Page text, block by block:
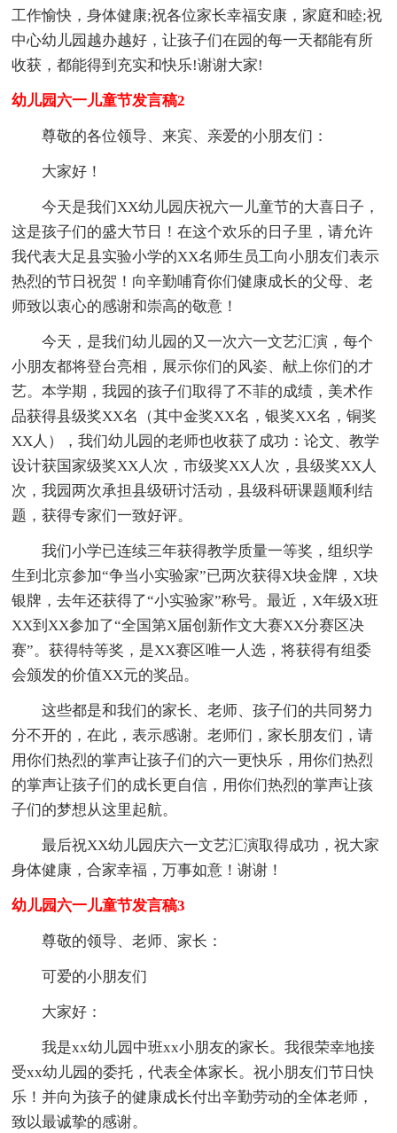
工作愉快，身体健康;祝各位家长幸福安康，家庭和睦;祝
中心幼儿园越办越好，让孩子们在园的每一天都能有所
收获，都能得到充实和快乐!谢谢大家!
幼儿园六一儿童节发言稿2
尊敬的各位领导、来宾、亲爱的小朋友们：
大家好！
今天是我们XX幼儿园庆祝六一儿童节的大喜日子，
这是孩子们的盛大节日！在这个欢乐的日子里，请允许
我代表大足县实验小学的XX名师生员工向小朋友们表示
热烈的节日祝贺！向辛勤哺育你们健康成长的父母、老
师致以衷心的感谢和崇高的敬意！
今天，是我们幼儿园的又一次六一文艺汇演，每个
小朋友都将登台亮相，展示你们的风姿、献上你们的才
艺。本学期，我园的孩子们取得了不菲的成绩，美术作
品获得县级奖XX名（其中金奖XX名，银奖XX名，铜奖
XX人），我们幼儿园的老师也收获了成功：论文、教学
设计获国家级奖XX人次，市级奖XX人次，县级奖XX人
次，我园两次承担县级研讨活动，县级科研课题顺利结
题，获得专家们一致好评。
我们小学已连续三年获得教学质量一等奖，组织学
生到北京参加“争当小实验家”已两次获得X块金牌，X块
银牌，去年还获得了“小实验家”称号。最近，X年级X班
XX到XX参加了“全国第X届创新作文大赛XX分赛区决
赛”。获得特等奖，是XX赛区唯一人选，将获得有组委
会颁发的价值XX元的奖品。
这些都是和我们的家长、老师、孩子们的共同努力
分不开的，在此，表示感谢。老师们，家长朋友们，请
用你们热烈的掌声让孩子们的六一更快乐，用你们热烈
的掌声让孩子们的成长更自信，用你们热烈的掌声让孩
子们的梦想从这里起航。
最后祝XX幼儿园庆六一文艺汇演取得成功，祝大家
身体健康，合家幸福，万事如意！谢谢！
幼儿园六一儿童节发言稿3
尊敬的领导、老师、家长：
可爱的小朋友们
大家好：
我是xx幼儿园中班xx小朋友的家长。我很荣幸地接
受xx幼儿园的委托，代表全体家长。祝小朋友们节日快
乐！并向为孩子的健康成长付出辛勤劳动的全体老师，
致以最诚挚的感谢。